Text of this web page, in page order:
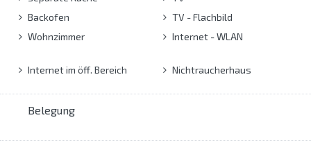
Backofen
Wohnzimmer
TV - Flachbild
Internet - WLAN
Internet im öff. Bereich Nichtraucherhaus
Belegung